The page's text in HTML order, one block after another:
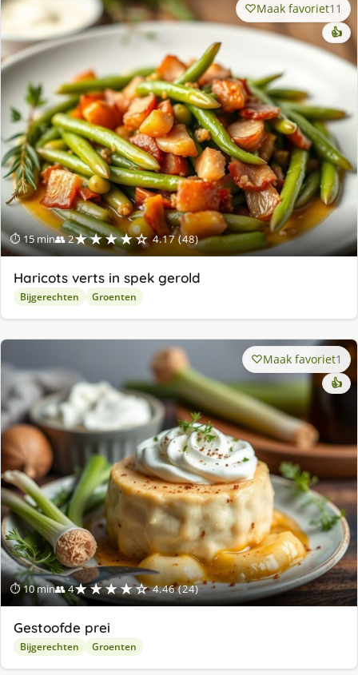
⏱ 15 min👥 2★★★★☆ 4.17 (48)
Maak favoriet11
👍
Haricots verts in spek gerold
Bijgerechten Groenten
⏱ 10 min👥 4★★★★☆ 4.46 (24)
Maak favoriet1
👍
Gestoofde prei
Bijgerechten Groenten